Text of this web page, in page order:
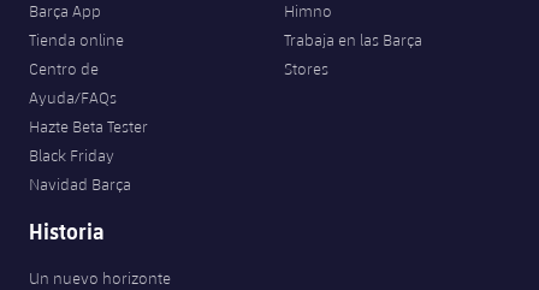
Barça App
Tienda online
Centro de
Ayuda/FAQs
Hazte Beta Tester
Black Friday
Navidad Barça
Himno
Trabaja en las Barça
Stores
Historia
Un nuevo horizonte